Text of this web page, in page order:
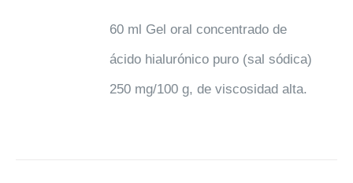
60 ml Gel oral concentrado de
ácido hialurónico puro (sal sódica)
250 mg/100 g, de viscosidad alta.